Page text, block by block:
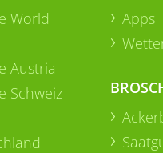
World
Austria
Schweiz
Apps